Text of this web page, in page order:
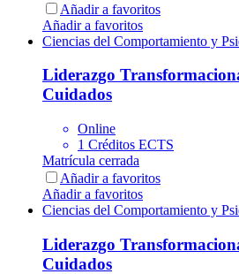
Añadir a favoritos
Añadir a favoritos
Ciencias del Comportamiento y
Liderazgo
Cuidados
Online
1 Créditos ECTS
Matrícula cerrada
Añadir a favoritos
Añadir a favoritos
Ciencias del Comportamiento y
Liderazgo
Cuidados